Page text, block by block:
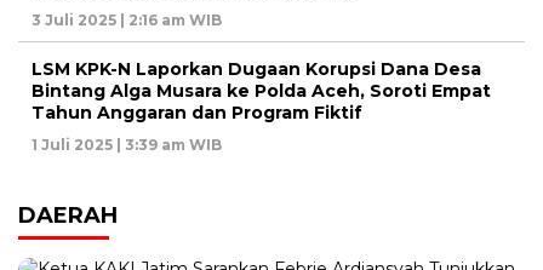
3 Juli 2025 | 2:16 am WIB
LSM KPK-N Laporkan Dugaan Korupsi Dana Desa
Bintang Alga Musara ke Polda Aceh, Soroti Empat
Tahun Anggaran dan Program Fiktif
1 Juli 2025 | 3:39 am WIB
DAERAH